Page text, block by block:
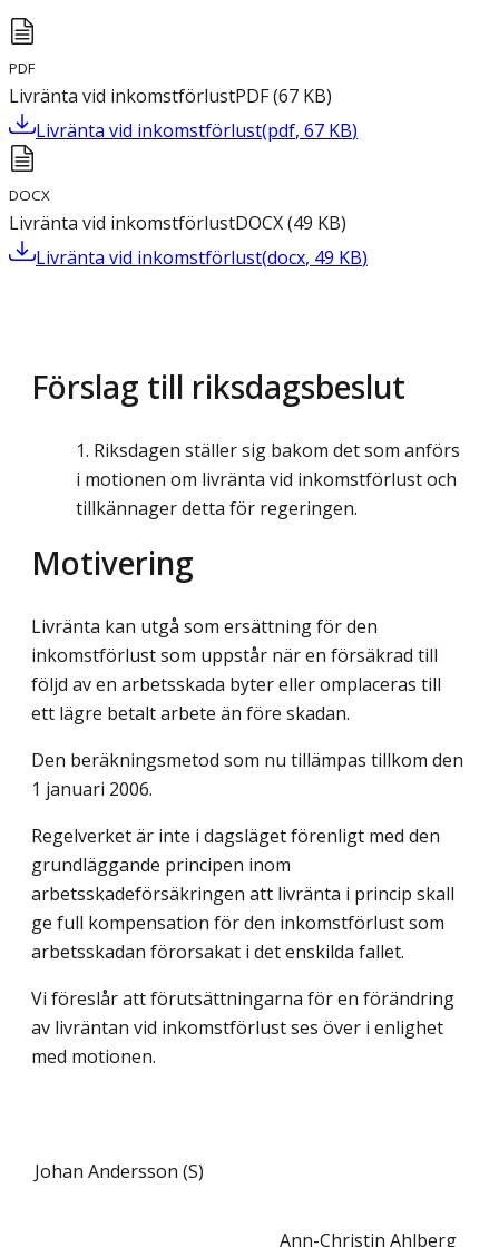
PDF
Livränta vid inkomstförlustPDF(67 KB)
Livränta vid inkomstförlust(pdf, 67 KB)
DOCX
Livränta vid inkomstförlustDOCX(49 KB)
Livränta vid inkomstförlust(docx, 49 KB)
Förslag till riksdagsbeslut
Riksdagen ställer sig bakom det som anförs
i motionen om livränta vid inkomstförlust och
tillkännager detta för regeringen.
Motivering
Livränta kan utgå som ersättning för den
inkomstförlust som uppstår när en försäkrad till
följd av en arbetsskada byter eller omplaceras till
ett lägre betalt arbete än före skadan.
Den beräkningsmetod som nu tillämpas tillkom den
1 januari 2006.
Regelverket är inte i dagsläget förenligt med den
grundläggande principen inom
arbetsskadeförsäkringen att livränta i princip skall
ge full kompensation för den inkomstförlust som
arbetsskadan förorsakat i det enskilda fallet.
Vi föreslår att förutsättningarna för en förändring
av livräntan vid inkomstförlust ses över i enlighet
med motionen.
Johan Andersson (S)
Ann-Christin Ahlberg